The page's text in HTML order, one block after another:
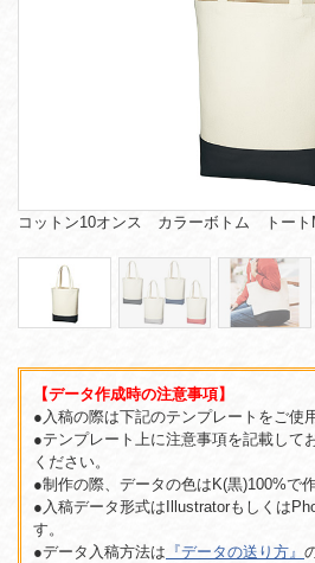
コットン10オンス カラーボトム トート
【データ作成時の注意事項】
●入稿の際は下記のテンプレートをご使
●テンプレート上に注意事項を記載して
ください。
●制作の際、データの色はK(黒)100%で
●入稿データ形式はIllustratorもしくは
す。
●データ入稿方法は 『データの送り方』